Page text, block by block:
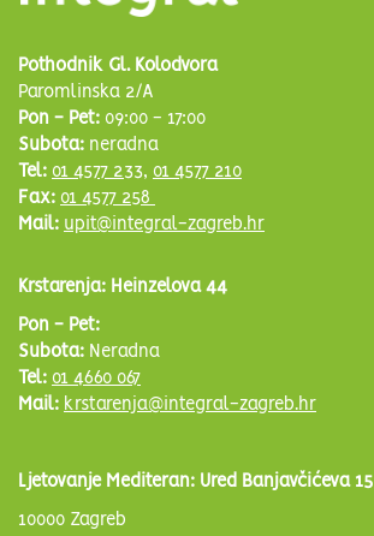
Pothodnik Gl. Kolodvora
Paromlinska 2/A
Pon - Pet: 09:00 - 17:00
Subota: neradna
Tel: 01 4577 233, 01 4577 210
Fax: 01 4577 258
Mail: upit@integral-zagreb.hr
Krstarenja: Heinzelova 44
Pon - Pet:
Subota: Neradna
Tel: 01 4660 067
Mail: krstarenja@integral-zagreb.hr
Ljetovanje Mediteran: Ured Banjavčićeva 15
10000 Zagreb